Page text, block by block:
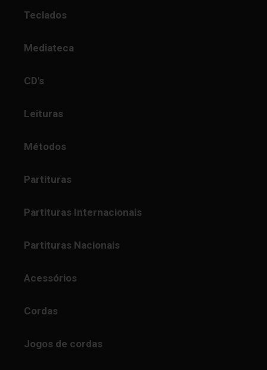
Teclados
Mediateca
CD's
Leituras
Métodos
Partituras
Partituras Internacionais
Partituras Nacionais
Acessórios
Cordas
Jogos de cordas